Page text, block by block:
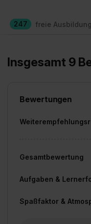
247 freie
Insgesamt 9
Bewertungen
Gesamtbewertung
Aufgaben &
Spaßfaktor &